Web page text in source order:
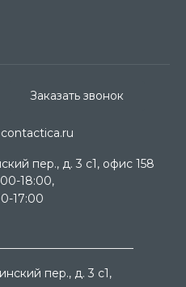
пер., д. 3 c1, офис 158
18:00,
17:00
Заказать звонок
пер., д. 3 c1,